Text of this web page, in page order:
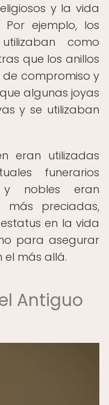
y la vida
ejemplo, los
como
que los anillos
compromiso y
algunas joyas
y se utilizaban
eran utilizadas
funerarios
y nobles eran
más preciadas,
en la vida
para asegurar
el más allá.
Antiguo